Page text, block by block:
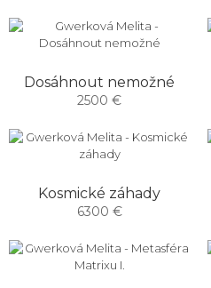
Dosáhnout nemožné
2500 €
Kosmické záhady
6300 €